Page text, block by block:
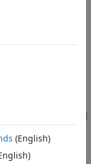
end,
指定的终止事件之间
指定。
(English)